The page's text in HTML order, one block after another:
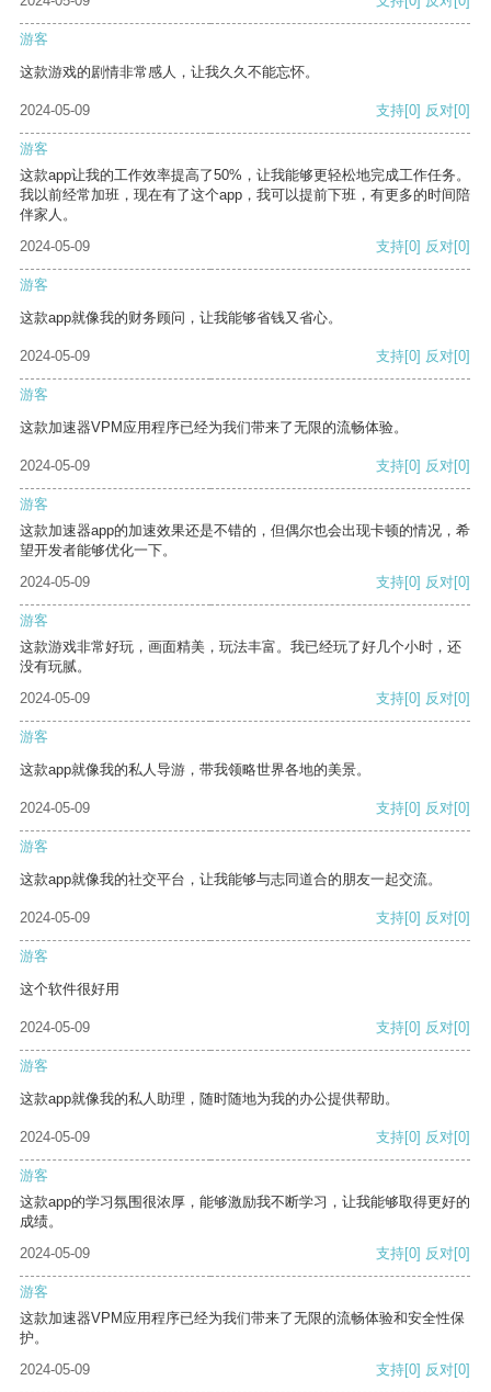
游客
这款游戏的剧情非常感人，让我久久不能忘怀。
2024-05-09 支持[0] 反对[0]
游客
这款app让我的工作效率提高了50%，让我能够更轻松地完成工作任务。
我以前经常加班，现在有了这个app，我可以提前下班，有更多的时间陪
伴家人。
2024-05-09
支持[0] 反对[0]
游客
这款app就像我的财务顾问，让我能够省钱又省心。
2024-05-09 支持[0] 反对[0]
游客
这款加速器VPM应用程序已经为我们带来了无限的流畅体验。
2024-05-09 支持[0] 反对[0]
游客
这款加速器app的加速效果还是不错的，但偶尔也会出现卡顿的情况，希
望开发者能够优化一下。
2024-05-09
支持[0] 反对[0]
游客
这款游戏非常好玩，画面精美，玩法丰富。我已经玩了好几个小时，还
没有玩腻。
2024-05-09
支持[0] 反对[0]
游客
这款app就像我的私人导游，带我领略世界各地的美景。
2024-05-09 支持[0] 反对[0]
游客
这款app就像我的社交平台，让我能够与志同道合的朋友一起交流。
2024-05-09 支持[0] 反对[0]
游客
这个软件很好用
2024-05-09 支持[0] 反对[0]
游客
这款app就像我的私人助理，随时随地为我的办公提供帮助。
2024-05-09 支持[0] 反对[0]
游客
这款app的学习氛围很浓厚，能够激励我不断学习，让我能够取得更好的
成绩。
2024-05-09
支持[0] 反对[0]
游客
这款加速器VPM应用程序已经为我们带来了无限的流畅体验和安全性保
护。
2024-05-09
支持[0] 反对[0]